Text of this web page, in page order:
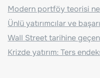
Modern portföy teorisi
Ünlü yatırımcılar ve
Wall Street tarihine
Krizde yatırım: Ters